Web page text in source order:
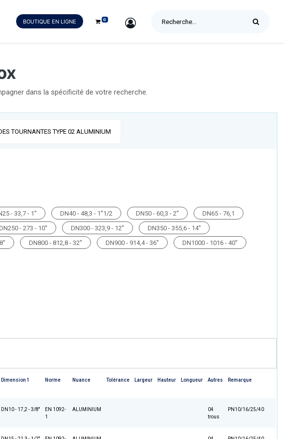
BOUTIQUE EN LIGNE 0 SIGN IN
dans la spécificité de votre recherche.
TOURNANTES TYPE 02 ALUMINIUM
- 33,7 - 1'' DN40 - 48,3 - 1''1/2 DN50 - 60,3 - 2''
DN65 - 76,1
- 273 - 10'' DN300 - 323,9 - 12''
DN350 - 355,6 - 14''
DN800 - 812,8 - 32'' DN900 - 914,4 - 36''
DN1000 - 1016 - 40''
Dimension 1 Norme Nuance Tolérance Largeur Hauteur Longueur Autres Remarque
DN10 - 17,2 - 3/8''
EN 1092-
1
ALUMINIUM
04
trous
PN10/16/25/40